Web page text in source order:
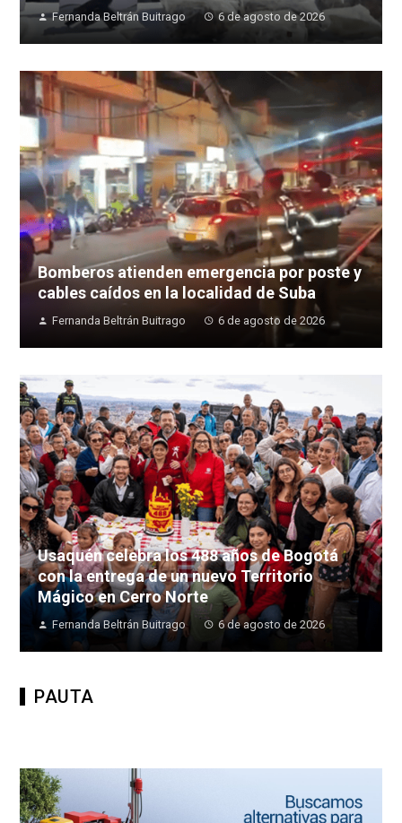
Fernanda Beltrán Buitrago 6 de agosto de 2026
Bomberos atienden emergencia por poste y
cables caídos en la localidad de Suba
Fernanda Beltrán Buitrago 6 de agosto de 2026
Usaquén celebra los 488 años de Bogotá
con la entrega de un nuevo Territorio
Mágico en Cerro Norte
Fernanda Beltrán Buitrago 6 de agosto de 2026
PAUTA